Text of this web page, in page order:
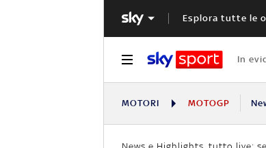
Esplora tutte le
In
MOTORI MOTOGP